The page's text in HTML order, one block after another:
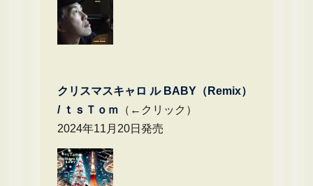
クリスマスキャロ ル BABY（Remix）
/ ｔｓＴｏｍ （←クリック）
2024年11月20日発売